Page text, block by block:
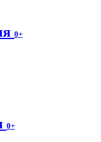
0+
0+